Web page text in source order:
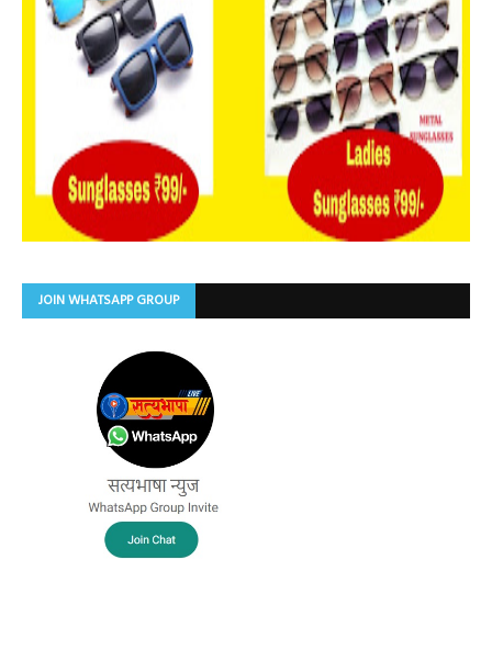
JOIN WHATSAPP GROUP